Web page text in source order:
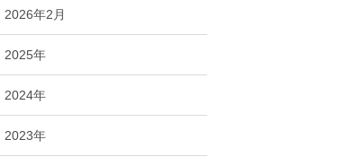
2026年2月
2025年
2024年
2023年